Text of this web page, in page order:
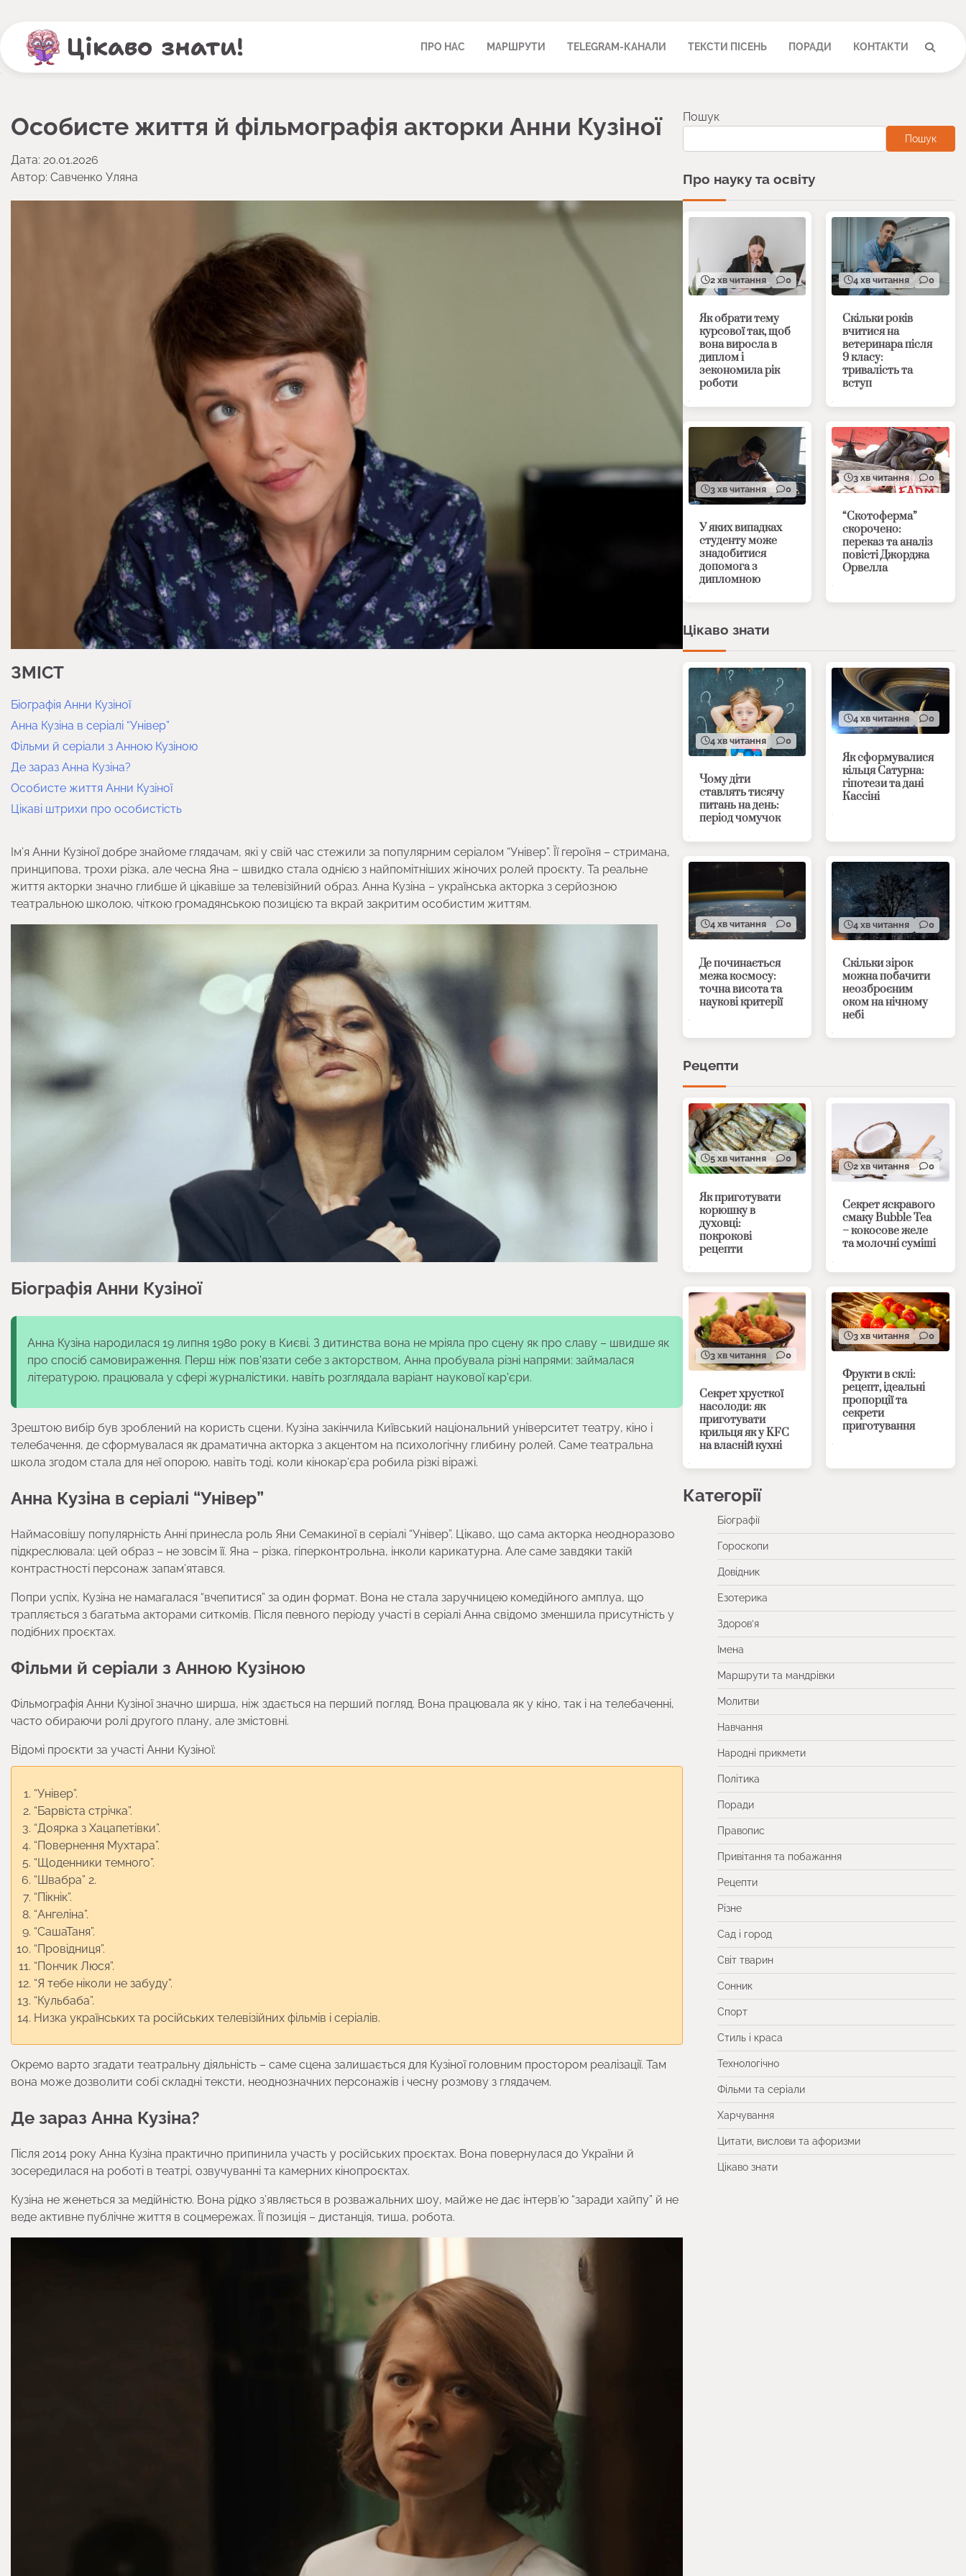
вмісту
Цікаво знати! ПРО НАС МАРШРУТИ TELEGRAM-КАНАЛИ ТЕКСТИ ПІСЕНЬ ПОРАДИ КОНТАКТИ
Особисте життя й фільмографія акторки Анни Кузіної
Дата: 20.01.2026
Автор: Савченко Уляна
ЗМІСТ
Біографія Анни Кузіної
Анна Кузіна в серіалі “Універ”
Фільми й серіали з Анною Кузіною
Де зараз Анна Кузіна?
Особисте життя Анни Кузіної
Цікаві штрихи про особистість
Ім’я Анни Кузіної добре знайоме глядачам, які у свій час стежили за популярним серіалом “Універ”. Її героїня – стримана,
принципова, трохи різка, але чесна Яна – швидко стала однією з найпомітніших жіночих ролей проєкту. Та реальне
життя акторки значно глибше й цікавіше за телевізійний образ. Анна Кузіна – українська акторка з серйозною
театральною школою, чіткою громадянською позицією та вкрай закритим особистим життям.
Біографія Анни Кузіної
Анна Кузіна народилася 19 липня 1980 року в Києві. З дитинства вона не мріяла про сцену як про славу – швидше як
про спосіб самовираження. Перш ніж пов'язати себе з акторством, Анна пробувала різні напрями: займалася
літературою, працювала у сфері журналістики, навіть розглядала варіант наукової кар'єри.
Зрештою вибір був зроблений на користь сцени. Кузіна закінчила Київський національний університет театру, кіно і
телебачення, де сформувалася як драматична акторка з акцентом на психологічну глибину ролей. Саме театральна
школа згодом стала для неї опорою, навіть тоді, коли кінокар’єра робила різкі віражі.
Анна Кузіна в серіалі “Універ”
Наймасовішу популярність Анні принесла роль Яни Семакиної в серіалі “Універ”. Цікаво, що сама акторка неодноразово
підкреслювала: цей образ – не зовсім її. Яна – різка, гіперконтрольна, інколи карикатурна. Але саме завдяки такій
контрастності персонаж запам’ятався.
Попри успіх, Кузіна не намагалася “вчепитися” за один формат. Вона не стала заручницею комедійного амплуа, що
трапляється з багатьма акторами ситкомів. Після певного періоду участі в серіалі Анна свідомо зменшила присутність у
подібних проєктах.
Фільми й серіали з Анною Кузіною
Фільмографія Анни Кузіної значно ширша, ніж здається на перший погляд. Вона працювала як у кіно, так і на телебаченні,
часто обираючи ролі другого плану, але змістовні.
Відомі проєкти за участі Анни Кузіної:
“Універ”.
“Барвіста стрічка”.
“Доярка з Хацапетівки”.
“Повернення Мухтара”.
“Щоденники темного”.
“Швабра” 2.
“Пікнік”.
“Ангеліна”.
“СашаТаня”.
“Провідниця”.
“Пончик Люся”.
“Я тебе ніколи не забуду”.
“Кульбаба”.
Низка українських та російських телевізійних фільмів і серіалів.
Окремо варто згадати театральну діяльність – саме сцена залишається для Кузіної головним простором реалізації. Там
вона може дозволити собі складні тексти, неоднозначних персонажів і чесну розмову з глядачем.
Де зараз Анна Кузіна?
Після 2014 року Анна Кузіна практично припинила участь у російських проєктах. Вона повернулася до України й
зосередилася на роботі в театрі, озвучуванні та камерних кінопроєктах.
Кузіна не женеться за медійністю. Вона рідко з’являється в розважальних шоу, майже не дає інтерв’ю “заради хайпу” й не
веде активне публічне життя в соцмережах. Її позиція – дистанція, тиша, робота.
Пошук
Пошук
Про науку та освіту
2 хв читання 0
Як обрати тему
курсової так, щоб
вона виросла в
диплом і
зекономила рік
роботи
4 хв читання 0
Скільки років
вчитися на
ветеринара після
9 класу:
тривалість та
вступ
3 хв читання 0
У яких випадках
студенту може
знадобитися
допомога з
дипломною
3 хв читання 0
“Скотоферма”
скорочено:
переказ та аналіз
повісті Джорджа
Орвелла
Цікаво знати
4 хв читання 0
Чому діти
ставлять тисячу
питань на день:
період чомучок
4 хв читання 0
Як сформувалися
кільця Сатурна:
гіпотези та дані
Кассіні
4 хв читання 0
Де починається
межа космосу:
точна висота та
наукові критерії
4 хв читання 0
Скільки зірок
можна побачити
неозброєним
оком на нічному
небі
Рецепти
5 хв читання 0
Як приготувати
корюшку в
духовці:
покрокові
рецепти
2 хв читання 0
Секрет яскравого
смаку Bubble Tea
– кокосове желе
та молочні суміші
3 хв читання 0
Секрет хрусткої
насолоди: як
приготувати
крильця як у KFC
на власній кухні
3 хв читання 0
Фрукти в склі:
рецепт, ідеальні
пропорції та
секрети
приготування
Категорії
Біографії
Гороскопи
Довідник
Езотерика
Здоров’я
Імена
Маршрути та мандрівки
Молитви
Навчання
Народні прикмети
Політика
Поради
Правопис
Привітання та побажання
Рецепти
Різне
Сад і город
Світ тварин
Сонник
Спорт
Стиль і краса
Технологічно
Фільми та серіали
Харчування
Цитати, вислови та афоризми
Цікаво знати